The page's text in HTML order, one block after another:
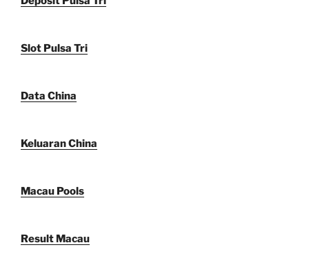
Slot Pulsa Tri
Data China
Keluaran China
Macau Pools
Result Macau